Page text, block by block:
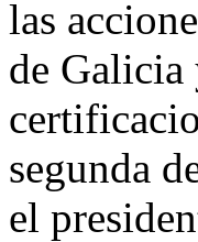
las
de Galicia
segunda
el